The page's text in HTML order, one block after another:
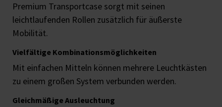
Premium Transportcase sorgt mit seinen
leichtlaufenden Rollen zusätzlich für äußerste
Mobilität.
Vielfältige Kombinationsmöglichkeiten
Mit einfachen Mitteln können mehrere Leuchtkästen
zu einem großen System verbunden werden.
Gleichmäßige Ausleuchtung